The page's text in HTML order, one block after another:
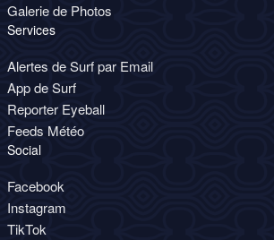
Galerie de Photos
Services
Alertes de Surf par Email
App de Surf
Reporter Eyeball
Feeds Météo
Social
Facebook
Instagram
TikTok